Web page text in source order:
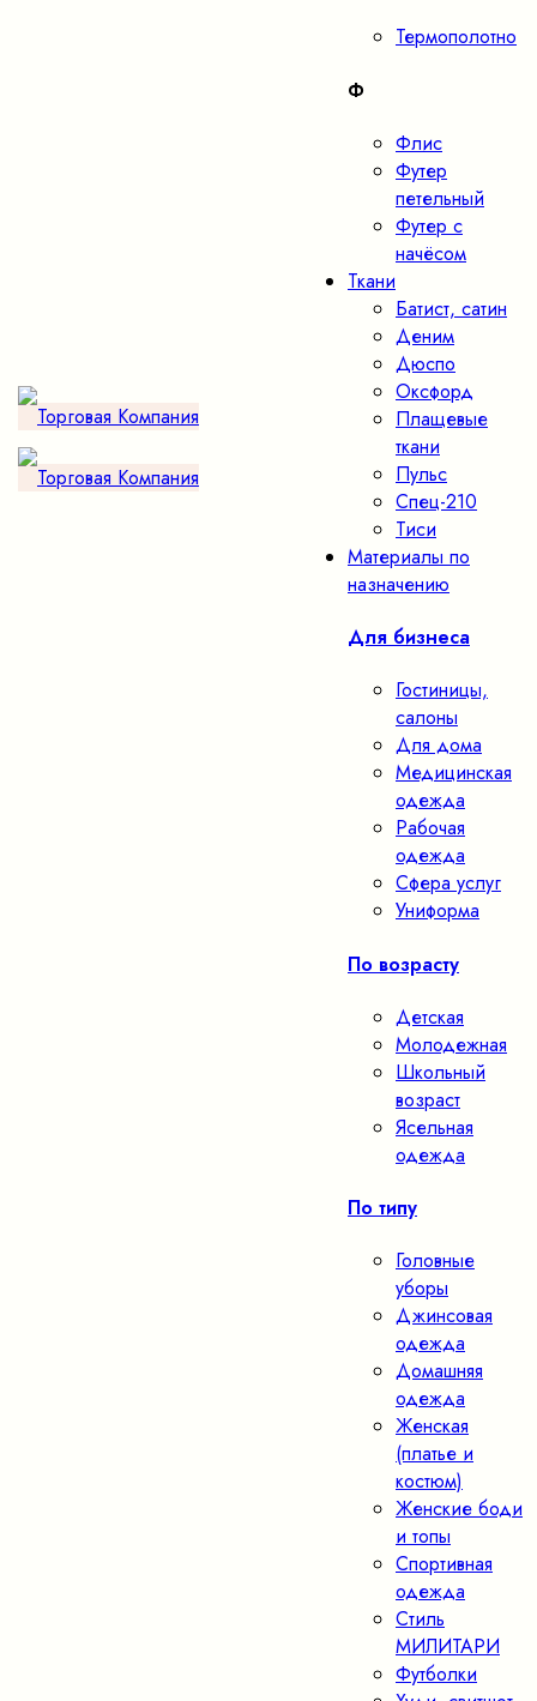
Термополотно
Ф
Флис
Футер
петельный
Футер с
начёсом
Ткани
Батист, сатин
Деним
Дюспо
Оксфорд
Плащевые
ткани
Пульс
Спец-210
Тиси
Материалы по
назначению
Для бизнеса
Гостиницы,
салоны
Для дома
Медицинская
одежда
Рабочая
одежда
Сфера услуг
Униформа
По возрасту
Детская
Молодежная
Школьный
возраст
Ясельная
одежда
По типу
Головные
уборы
Джинсовая
одежда
Домашняя
одежда
Женская
(платье и
костюм)
Женские боди
и топы
Спортивная
одежда
Стиль
МИЛИТАРИ
Футболки